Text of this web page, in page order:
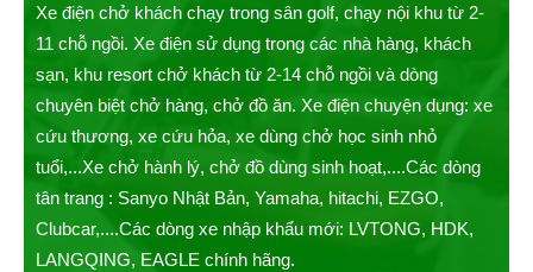
Xe điện chở khách chạy trong sân golf, chạy nội khu từ 2-
11 chỗ ngồi. Xe điện sử dụng trong các nhà hàng, khách
sạn, khu resort chở khách từ 2-14 chỗ ngồi và dòng
chuyên biệt chở hàng, chở đồ ăn. Xe điện chuyện dụng: xe
cứu thương, xe cứu hỏa, xe dùng chở học sinh nhỏ
tuổi,...Xe chở hành lý, chở đồ dùng sinh hoạt,....Các dòng
tân trang : Sanyo Nhật Bản, Yamaha, hitachi, EZGO,
Clubcar,....Các dòng xe nhập khẩu mới: LVTONG, HDK,
LANGQING, EAGLE chính hãng.